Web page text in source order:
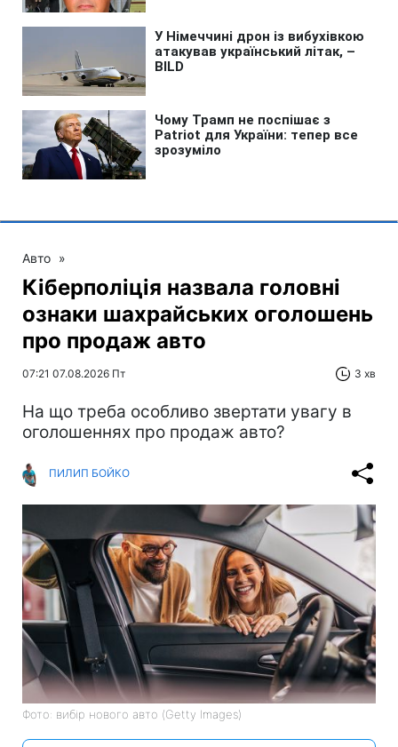
Авто »
Кіберполіція назвала головні
ознаки шахрайських оголошень
про продаж авто
07:21 07.08.2026 Пт 3 хв
На що треба особливо звертати увагу в
оголошеннях про продаж авто?
ПИЛИП БОЙКО
Фото: вибір нового авто (Getty Images)